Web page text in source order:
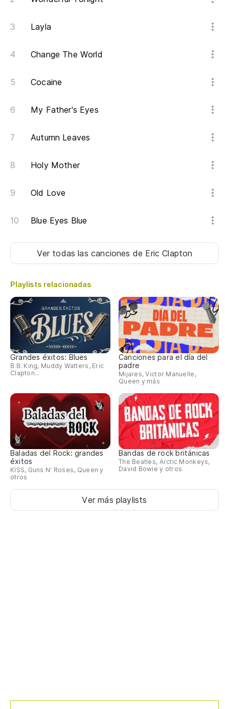
Layla
Change The World
Cocaine
My Father's Eyes
Autumn Leaves
Holy Mother
Old Love
Blue Eyes Blue
Ver todas las canciones de Eric Clapton
Playlists relacionadas
Grandes éxitos: Blues
B.B. King, Muddy Watters, Eric
Clapton...
Canciones para el día del
padre
Mijares, Victor Manuelle,
Queen y más
Baladas del Rock: grandes
éxitos
KISS, Guns N' Roses, Queen y
otros
Bandas de rock británicas
The Beatles, Arctic Monkeys,
David Bowie y otros
Ver más playlists